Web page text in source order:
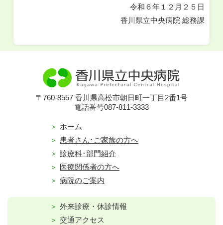
令和６年１２月２５日
香川県立中央病院 総務課
〒760-8557 香川県高松市朝日町一丁目2番1号
電話番号087-811-3333
ホーム
患者さん･ご家族の方へ
診療科･部門紹介
医療関係者の方へ
病院のご案内
外来診療・休診情報
交通アクセス